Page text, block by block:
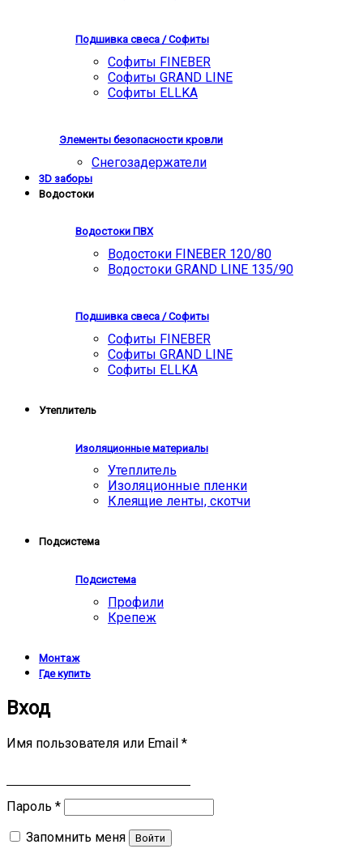
Подшивка свеса / Софиты
Софиты FINEBER
Софиты GRAND LINE
Софиты ELLKA
Элементы безопасности кровли
Снегозадержатели
3D заборы
Водостоки
Водостоки ПВХ
Водостоки FINEBER 120/80
Водостоки GRAND LINE 135/90
Подшивка свеса / Софиты
Софиты FINEBER
Софиты GRAND LINE
Софиты ELLKA
Утеплитель
Изоляционные материалы
Утеплитель
Изоляционные пленки
Клеящие ленты, скотчи
Подсистема
Подсистема
Профили
Крепеж
Монтаж
Где купить
Вход
Имя пользователя или Email *
Пароль *
Запомнить меня
Войти